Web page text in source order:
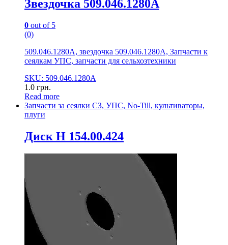
Звездочка 509.046.1280А
0 out of 5
(0)
509.046.1280А, звездочка 509.046.1280А, Запчасти к
сеялкам УПС, запчасти для сельхозтехники
SKU: 509.046.1280А
1.0 грн.
Read more
Запчасти за сеялки СЗ, УПС, No-Till, культиваторы,
плуги
Диск Н 154.00.424